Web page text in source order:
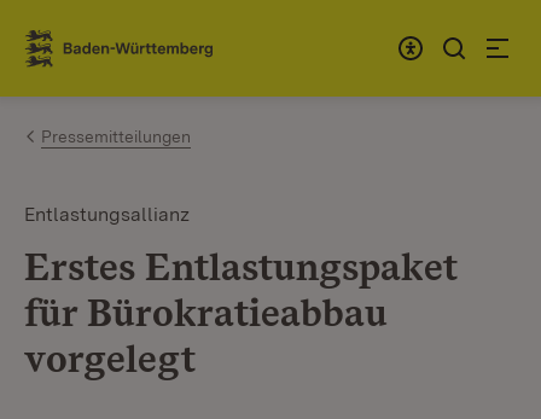
Zum Inhalt springen
Link zur Startseite
Pressemitteilungen
Entlastungsallianz
Erstes Entlastungspaket
für Bürokratieabbau
vorgelegt